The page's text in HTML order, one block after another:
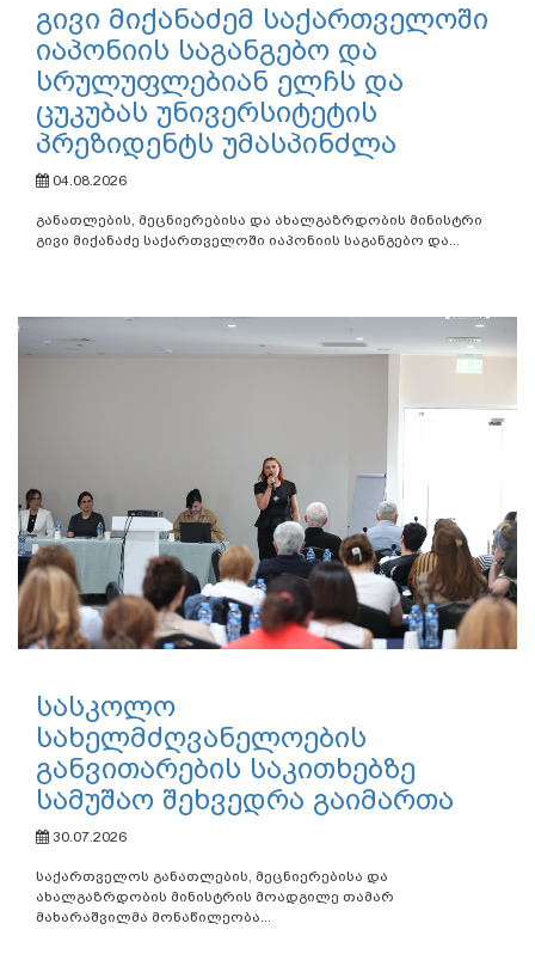
გივი მიქანაძემ საქართველოში
იაპონიის საგანგებო და
სრულუფლებიან ელჩს და
ცუკუბას უნივერსიტეტის
პრეზიდენტს უმასპინძლა
04.08.2026
განათლების, მეცნიერებისა და ახალგაზრდობის მინისტრი
გივი მიქანაძე საქართველოში იაპონიის საგანგებო და...
სასკოლო
სახელმძღვანელოების
განვითარების საკითხებზე
სამუშაო შეხვედრა გაიმართა
30.07.2026
საქართველოს განათლების, მეცნიერებისა და
ახალგაზრდობის მინისტრის მოადგილე თამარ
მახარაშვილმა მონაწილეობა...